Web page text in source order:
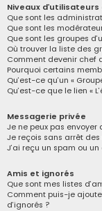
Niveaux
Que sont les
Que sont les
Que sont les groupes
Où trouver la liste des
Comment devenir chef
Pourquoi certains
Qu’est-ce qu’un «
Qu’est-ce que le lien «
Messagerie privée
Je ne peux pas envoyer
Je reçois sans arrêt
J’ai reçu un spam ou
Amis et ignorés
Que sont mes listes
Comment puis-je
d’ignorés ?